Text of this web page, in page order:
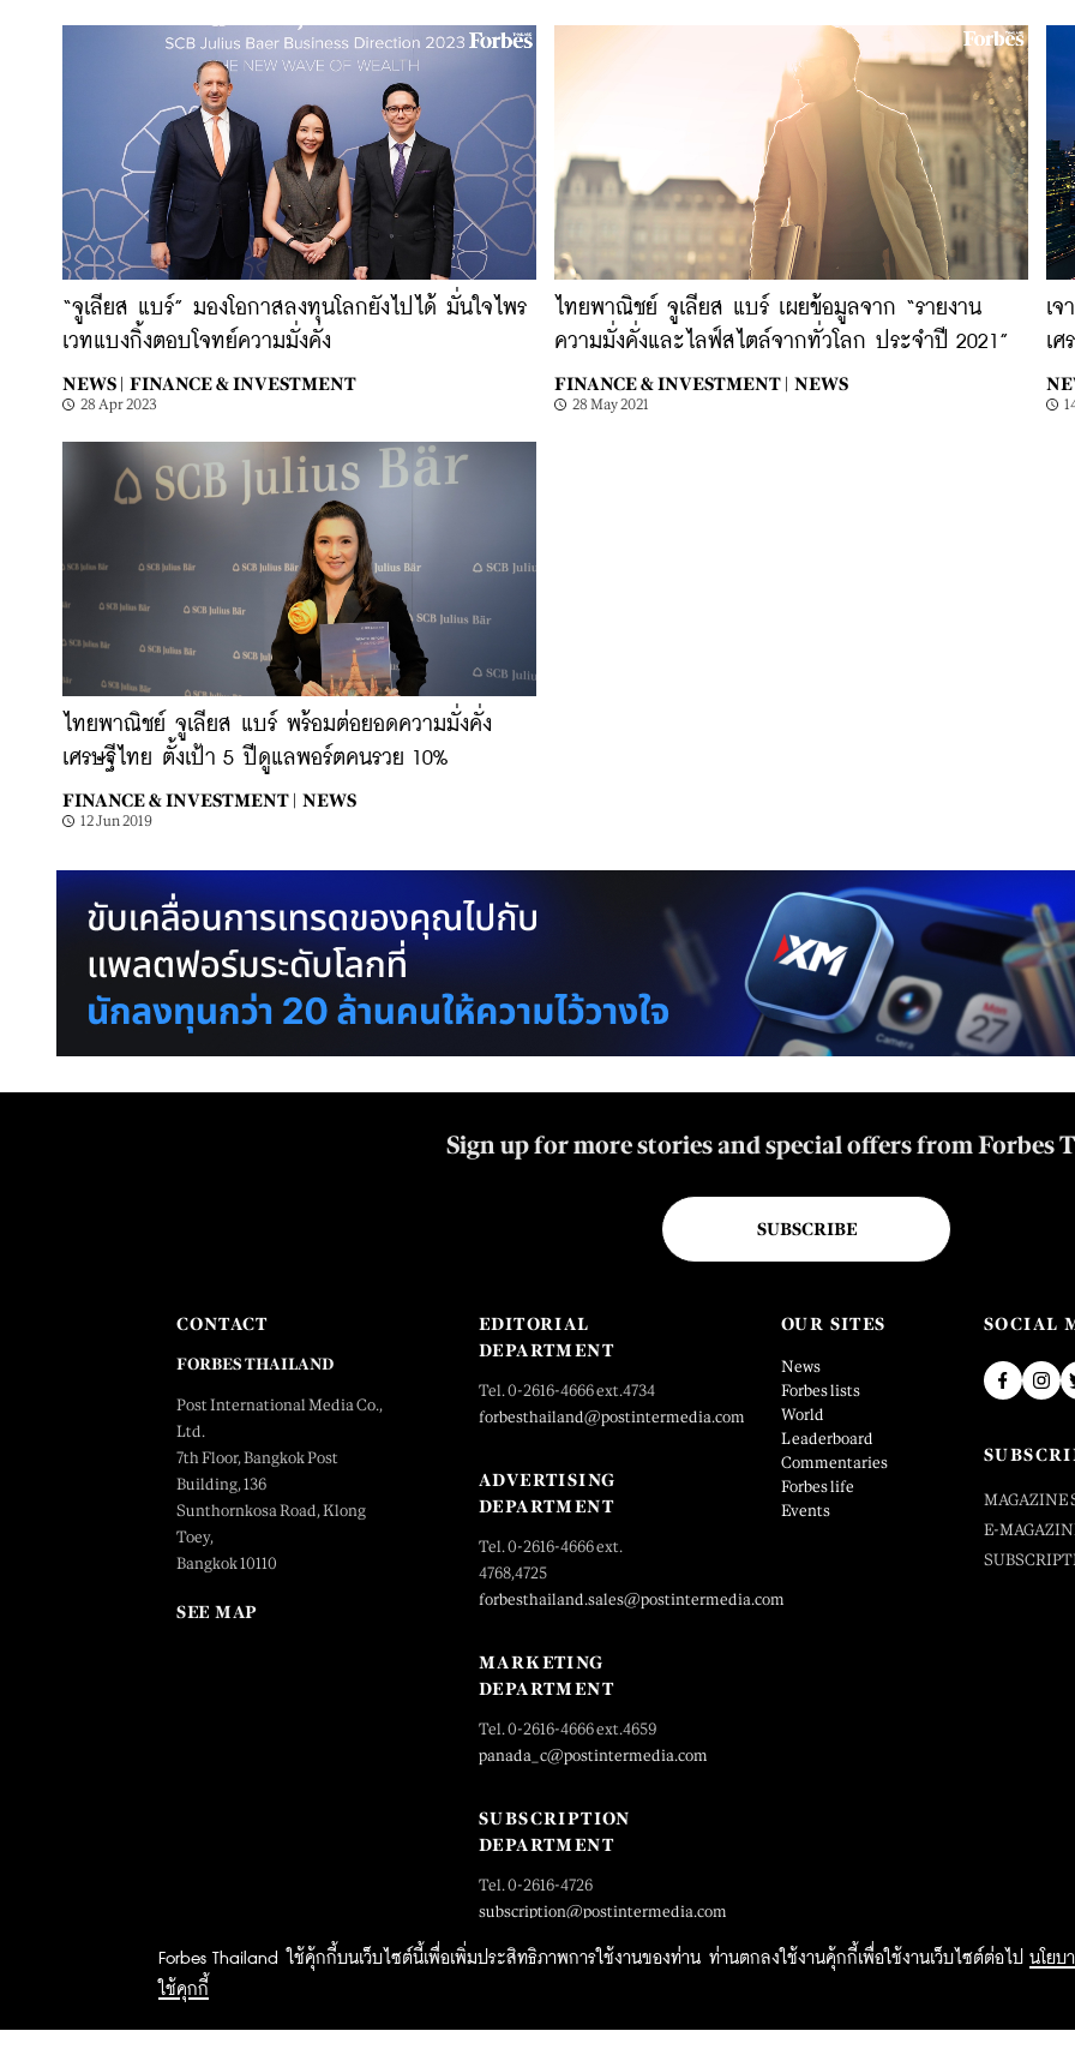
“จูเลียส แบร์” มองโอกาสลงทุนโลกยังไปได้ มั่นใจไพร
เวทแบงกิ้งตอบโจทย์ความมั่งคั่ง
NEWS | FINANCE & INVESTMENT
28 Apr 2023
ไทยพาณิชย์ จูเลียส แบร์ เผยข้อมูลจาก “รายงาน
ความมั่งคั่งและไลฟ์สไตล์จากทั่วโลก ประจำปี 2021”
FINANCE & INVESTMENT | NEWS
28 May 2021
เจ
เศ
ไทยพาณิชย์ จูเลียส แบร์ พร้อมต่อยอดความมั่งคั่ง
เศรษฐีไทย ตั้งเป้า 5 ปีดูแลพอร์ตคนรวย 10%
FINANCE & INVESTMENT | NEWS
12 Jun 2019
Forbes Thailand ใช้คุ้กกี้บนเว็บไซต์นี้เพื่อเพิ่มประสิทธิภาพการใช้งานของท่าน ท่านตกลงใช้งานคุ้กกี้เพื่อใช้งานเว็บไซต์ต่อไป
นโยบ
ใช้คุกกี้
Sign up for more stories and special offers from Forbes
SUBSCRIBE
CONTACT
FORBES THAILAND
Post International Media Co.,
Ltd.
7th Floor, Bangkok Post
Building, 136
Sunthornkosa Road, Klong
Toey,
Bangkok 10110
SEE MAP
EDITORIAL
DEPARTMENT
Tel. 0-2616-4666 ext.4734
forbesthailand@postintermedia.com
ADVERTISING
DEPARTMENT
Tel. 0-2616-4666 ext.
4768,4725
forbesthailand.sales@postintermedia.com
MARKETING
DEPARTMENT
Tel. 0-2616-4666 ext.4659
panada_c@postintermedia.com
SUBSCRIPTION
DEPARTMENT
Tel. 0-2616-4726
subscription@postintermedia.com
OUR SITES
News
Forbes lists
World
Leaderboard
Commentaries
Forbes life
Events
SOCIAL
MAGAZINE
E-